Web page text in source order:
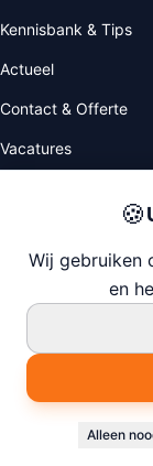
Kennisbank & Tips
Actueel
Contact & Offerte
Vacatures
🍪
Wij gebruiken
en
Alleen